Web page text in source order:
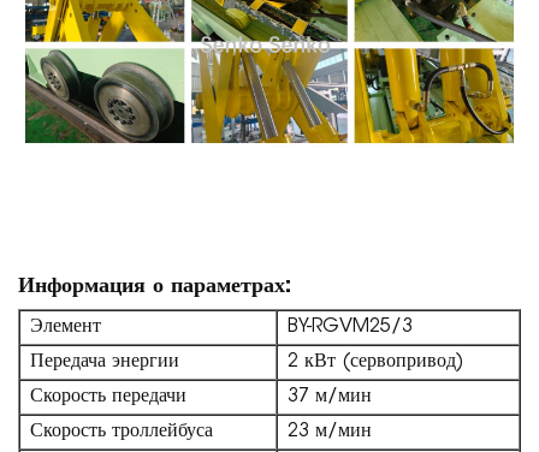
Информация о параметрах:
Элемент
BY-RGVM25/3
Передача энергии
2 кВт (сервопривод)
Скорость передачи
37 м/мин
Скорость троллейбуса
23 м/мин